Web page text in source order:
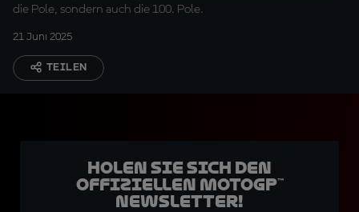
die Pole, sondern auch die 100. Pole.
21 Juni 2025
TEILEN
Holen Sie sich den
offiziellen MotoGP™
Newsletter!